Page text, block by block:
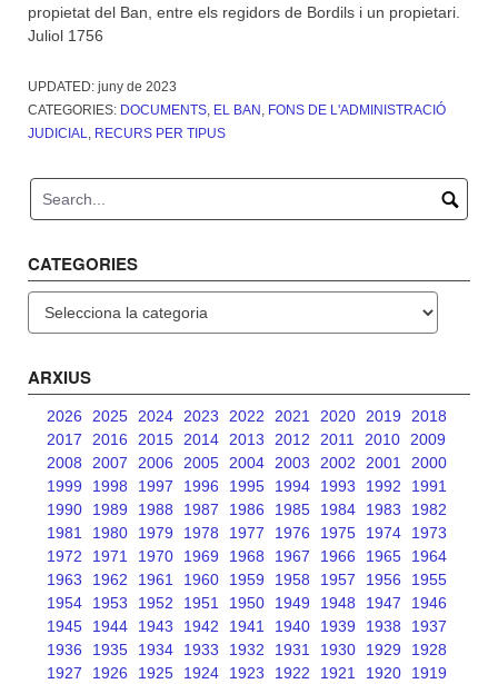
propietat del Ban, entre els regidors de Bordils i un propietari.
Juliol 1756
UPDATED: juny de 2023
CATEGORIES: DOCUMENTS, EL BAN , FONS DE L'ADMINISTRACIÓ
JUDICIAL, RECURS PER TIPUS
CATEGORIES
ARXIUS
2026 2025 2024 2023 2022 2021 2020 2019
2018
2017
2016 2015 2014 2013 2012 2011 2010 2009
2008
2007 2006 2005 2004 2003 2002 2001
2000
1999
1998 1997 1996 1995 1994 1993 1992
1991
1990
1989 1988 1987 1986 1985 1984 1983
1982
1981
1980 1979 1978 1977 1976 1975 1974
1973
1972
1971 1970 1969 1968 1967 1966 1965
1964
1963
1962 1961 1960 1959 1958 1957 1956
1955
1954
1953 1952 1951 1950 1949 1948 1947
1946
1945
1944 1943 1942 1941 1940 1939 1938
1937
1936
1935 1934 1933 1932 1931 1930 1929
1928
1927
1926 1925 1924 1923 1922 1921 1920
1919